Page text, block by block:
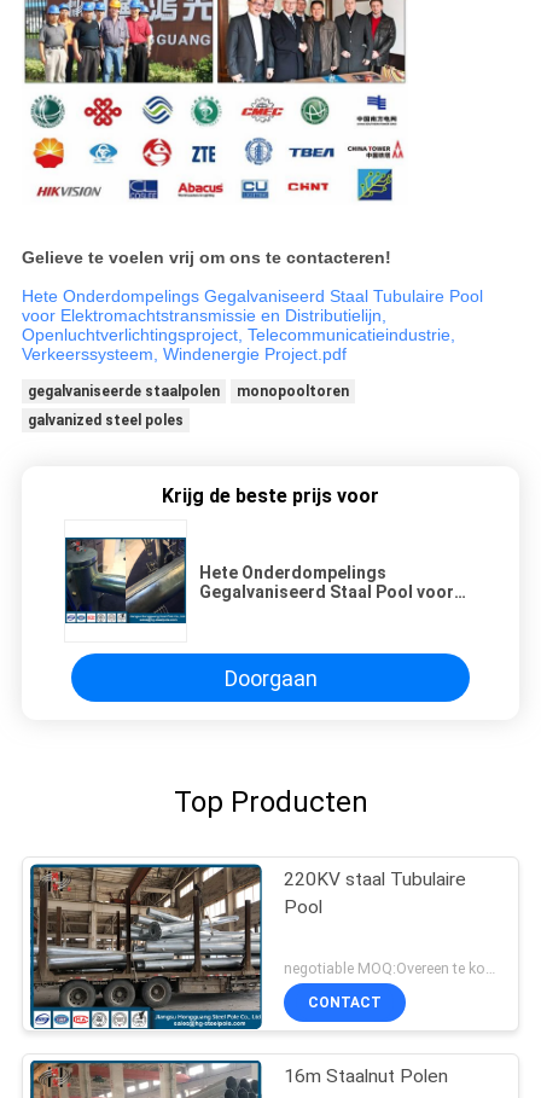
Gelieve te voelen vrij om ons te contacteren!
Hete Onderdompelings Gegalvaniseerd Staal Tubulaire Pool
voor Elektromachtstransmissie en Distributielijn,
Openluchtverlichtingsproject, Telecommunicatieindustrie,
Verkeerssysteem, Windenergie Project.pdf
gegalvaniseerde staalpolen
monopooltoren
galvanized steel poles
Krijg de beste prijs voor
Hete Onderdompelings
Gegalvaniseerd Staal Pool voor
Doorgaan
Top Producten
220KV staal Tubulaire
Pool
CONTACT
16m Staalnut Polen